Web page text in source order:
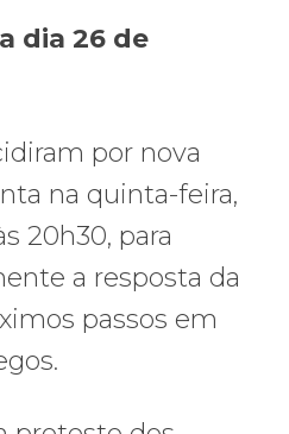
dia 26 de
por nova
na quinta-feira,
20h30, para
a resposta da
passos em